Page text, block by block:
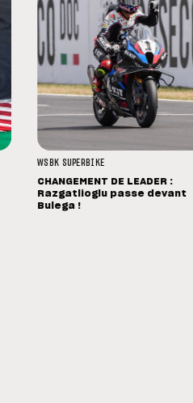
WSBK SUPERBIKE
CHANGEMENT DE LEADER :
Razgatlioglu passe devant
Bulega !